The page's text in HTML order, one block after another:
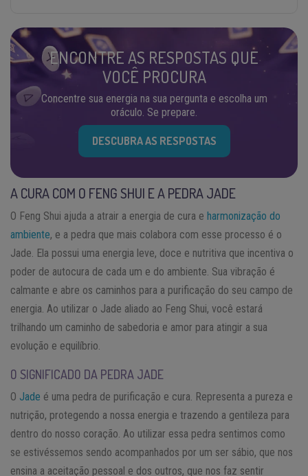
ENCONTRE AS RESPOSTAS QUE
VOCÊ PROCURA
Concentre sua energia na sua pergunta e escolha um
oráculo. Se prepare.
DESCUBRA AS RESPOSTAS
A CURA COM O FENG SHUI E A PEDRA JADE
O Feng Shui ajuda a atrair a energia de cura e harmonização do
ambiente, e a pedra que mais colabora com esse processo é o
Jade. Ela possui uma energia leve, doce e nutritiva que incentiva o
poder de autocura de cada um e do ambiente. Sua vibração é
calmante e abre os caminhos para a purificação do seu campo de
energia. Ao utilizar o Jade aliado ao Feng Shui, você estará
trilhando um caminho de sabedoria e amor para atingir a sua
evolução e equilíbrio.
O SIGNIFICADO DA PEDRA JADE
O Jade é uma pedra de purificação e cura. Representa a pureza e
nutrição, protegendo a nossa energia e trazendo a gentileza para
dentro do nosso coração. Ao utilizar essa pedra sentimos como
se estivéssemos sendo acompanhados por um ser sábio, que nos
ensina a aceitação pessoal e dos outros, que nos faz sentir